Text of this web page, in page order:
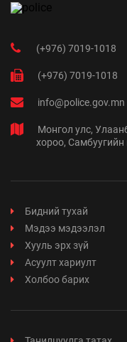
(+976) 7019-1018
(+976) 7019-1018
info@police.gov.mn
Монгол улс,
хороо,
Бидний тухай
Мэдээ мэдээлэл
Хууль эрх зүй
Асуулт хариулт
Холбоо барих